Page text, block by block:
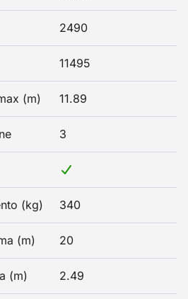
2490
11495
(m) 11.89
3
(kg) 340
(m) 20
(m) 2.49